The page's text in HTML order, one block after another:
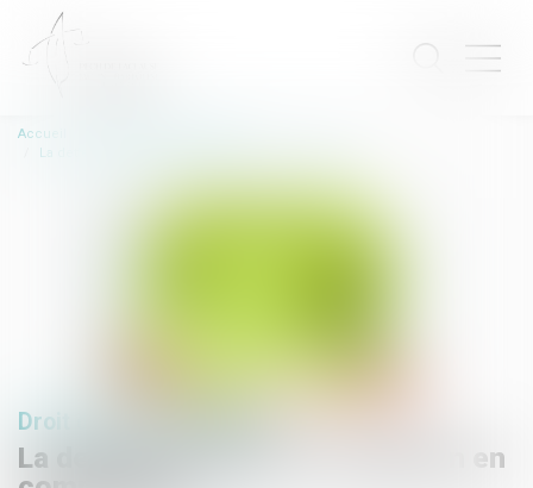
Accueil
La dette écologique et sa gestion en comptabilité
Droit de l'environnement
La dette écologique et sa gestion en